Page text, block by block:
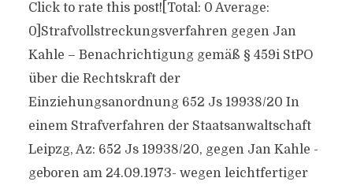
Click to rate this post![Total: 0 Average:
0]Strafvollstreckungsverfahren gegen Jan
Kahle – Benachrichtigung gemäß § 459i StPO
über die Rechtskraft der
Einziehungsanordnung 652 Js 19938/​20 In
einem Strafverfahren der Staatsanwaltschaft
Leipzg, Az: 652 Js 19938/​20, gegen Jan Kahle -
geboren am 24.09.1973- wegen leichtfertiger